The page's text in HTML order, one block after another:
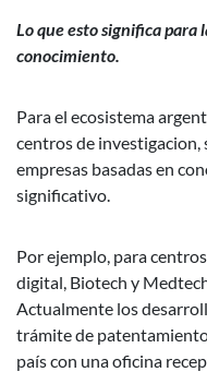
Lo que esto significa
conocimiento.
Para el ecosistema
centros de
empresas basadas en
significativo.
Por ejemplo, para
digital, Biotech y
Actualmente los
trámite de
país con una oficina